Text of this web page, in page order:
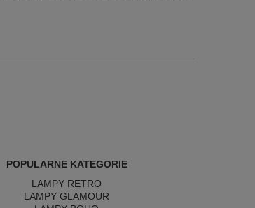
POPULARNE KATEGORIE
LAMPY RETRO
LAMPY GLAMOUR